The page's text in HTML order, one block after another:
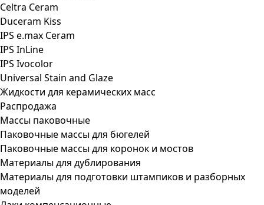
Celtra Ceram
Duceram Kiss
IPS e.max Ceram
IPS InLine
IPS Ivocolor
Universal Stain and Glaze
Жидкости для керамических масс
Распродажа
Массы паковочные
Паковочные массы для бюгелей
Паковочные массы для коронок и мостов
Материалы для дублирования
Материалы для подготовки штампиков и разборных
моделей